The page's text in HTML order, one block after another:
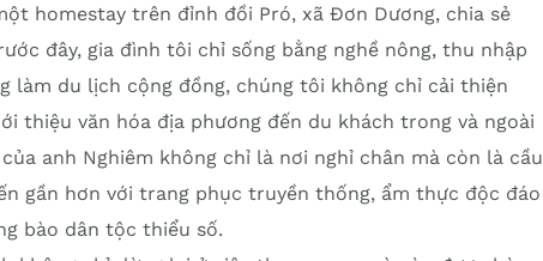
homestay trên đỉnh đồi Pró, xã Đơn Dương, chia sẻ
đây, gia đình tôi chỉ sống bằng nghề nông, thu nhập
làm du lịch cộng đồng, chúng tôi không chỉ cải thiện
thiệu văn hóa địa phương đến du khách trong và ngoài
anh Nghiêm không chỉ là nơi nghỉ chân mà còn là cầu
gần hơn với trang phục truyền thống, ẩm thực độc đáo
bào dân tộc thiểu số.